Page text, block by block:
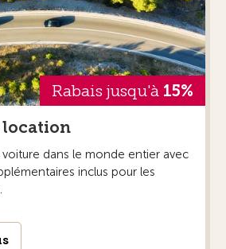
Rabais jusqu'à 15%
location
dans le monde entier avec
inclus pour les